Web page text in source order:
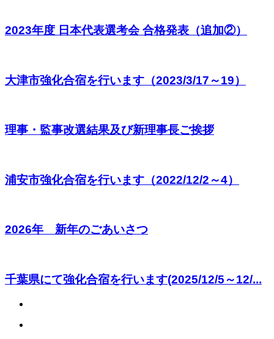
2023年度 日本代表選考会 合格発表（追加②）
大津市強化合宿を行います（2023/3/17～19）
理事・監事改選結果及び新理事長ご挨拶
浦安市強化合宿を行います（2022/12/2～4）
2026年 新年のごあいさつ
千葉県にて強化合宿を行います(2025/12/5～12/...